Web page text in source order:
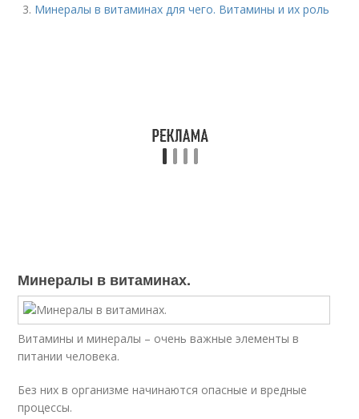
Минералы в витаминах для чего. Витамины и их роль
Минералы в витаминах.
Витамины и минералы – очень важные элементы в
питании человека.
Без них в организме начинаются опасные и вредные
процессы.